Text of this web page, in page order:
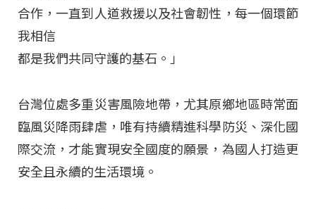
合作，一直到人道救援以及社會韌性，每一個環節
我相信
都是我們共同守護的基石。」
台灣位處多重災害風險地帶，尤其原鄉地區時常面
臨風災降雨肆虐，唯有持續精進科學防災、深化國
際交流，才能實現安全國度的願景，為國人打造更
安全且永續的生活環境。